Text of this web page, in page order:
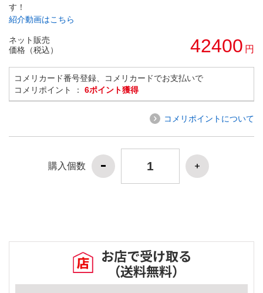
す！
紹介動画はこちら
ネット販売
価格（税込）
42400 円
コメリカード番号登録、コメリカードでお支払いで
コメリポイント ： 6ポイント獲得
コメリポイントについて
購入個数
お店で受け取る
（送料無料）